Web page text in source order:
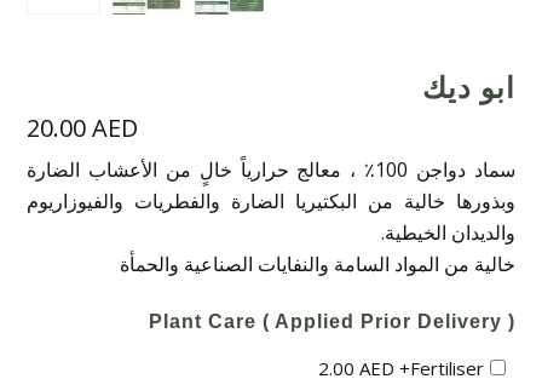
ابو ديك
20.00AED
سماد دواجن 100٪ ، معالج حرارياً خالٍ من الأعشاب الضارة
وبذورها خالية من البكتيريا الضارة والفطريات والفيوزاريوم
والديدان الخيطية.
خالية من المواد السامة والنفايات الصناعية والحمأة
Plant Care ( Applied Prior Delivery )
Fertiliser
+
2.00 AED